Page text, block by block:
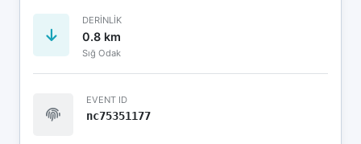
DERINLIK
0.8 km
Sığ Odak
EVENT ID
nc75351177